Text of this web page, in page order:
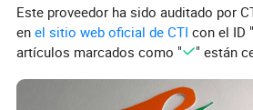
Este proveedor ha sido auditado por
enel sitio web oficial de CTI con el ID
artículos marcados como "
" están